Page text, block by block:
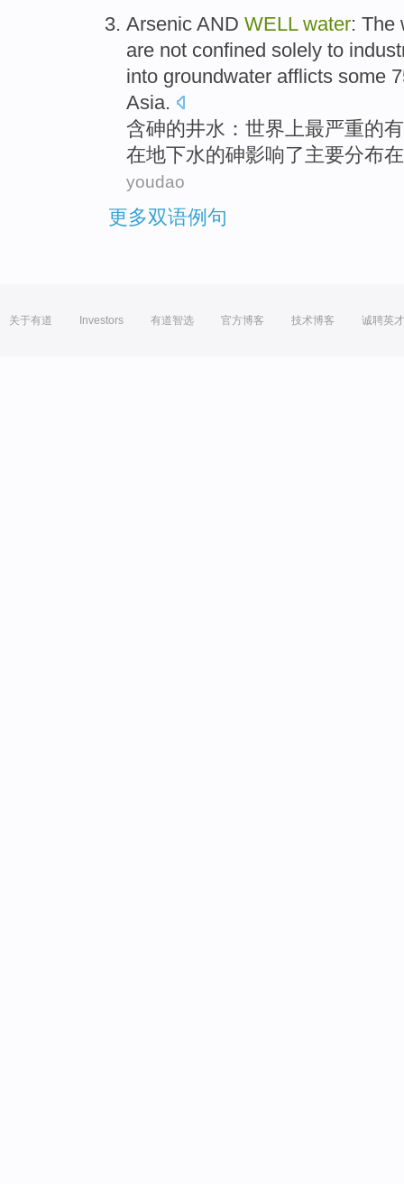
Arsenic AND WELL water: The
are not confined solely to
into groundwater afflicts some
Asia.
含砷的井水：世界上最严重的
在地下水的砷影响了主要分布
youdao
更多双语例句
关于有道 Investors 有道智选 官方博客 技术博客 诚聘英才